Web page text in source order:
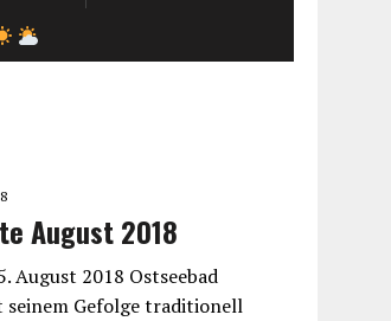
August 2018
August 2018 Ostseebad
Gefolge traditionell